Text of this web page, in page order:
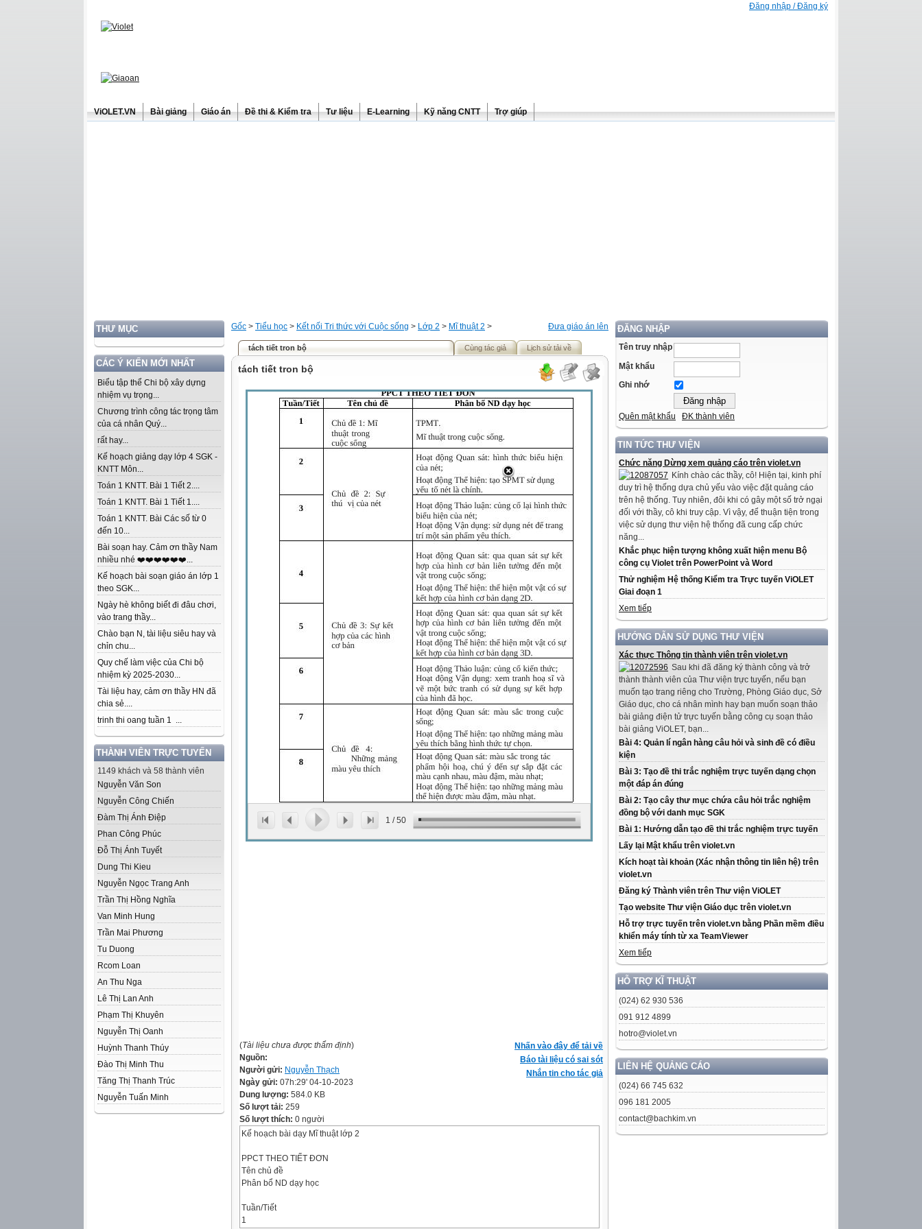
Đăng nhập / Đăng ký
ViOLET.VN Bài giảng Giáo án Đề thi & Kiểm tra Tư liệu E-Learning Kỹ năng CNTT Trợ giúp
THƯ MỤC
CÁC Ý KIẾN MỚI NHẤT
Biểu tập thể Chi bộ xây dựng
nhiệm vụ trọng...
Chương trình công tác trọng tâm
của cá nhân Quý...
rất hay...
Kế hoạch giảng dạy lớp 4 SGK -
KNTT Môn...
Toán 1 KNTT. Bài 1 Tiết 2....
Toán 1 KNTT. Bài 1 Tiết 1....
Toán 1 KNTT. Bài Các số từ 0
đến 10...
Bài soạn hay. Cảm ơn thầy Nam
nhiều nhé ❤️❤️❤️❤️❤️❤️...
Kế hoạch bài soạn giáo án lớp 1
theo SGK...
Ngày hè không biết đi đâu chơi,
vào trang thầy...
Chào bạn N, tài liệu siêu hay và
chỉn chu...
Quy chế làm việc của Chi bộ
nhiệm kỳ 2025-2030...
Tài liệu hay, cảm ơn thầy HN đã
chia sẻ....
trinh thi oang tuần 1 ...
THÀNH VIÊN TRỰC TUYẾN
1149 khách và 58 thành viên
Nguyễn Văn Son
Nguyễn Công Chiến
Đàm Thị Ánh Điệp
Phan Công Phúc
Đỗ Thị Ánh Tuyết
Dung Thi Kieu
Nguyễn Ngọc Trang Anh
Trần Thị Hồng Nghĩa
Van Minh Hung
Trần Mai Phương
Tu Duong
Rcom Loan
An Thu Nga
Lê Thị Lan Anh
Phạm Thị Khuyên
Nguyễn Thị Oanh
Huỳnh Thanh Thúy
Đào Thị Minh Thu
Tăng Thị Thanh Trúc
Nguyễn Tuấn Minh
ĐĂNG NHẬP
Tên truy nhập
Mật khẩu
Ghi nhớ
Quên mật khẩu ĐK thành viên
TIN TỨC THƯ VIỆN
Chức năng Dừng xem quảng cáo trên violet.vn
Kính chào các thầy, cô! Hiện tại, kinh phí
duy trì hệ thống dựa chủ yếu vào việc đặt quảng cáo
trên hệ thống. Tuy nhiên, đôi khi có gây một số trở ngại
đối với thầy, cô khi truy cập. Vì vậy, để thuận tiện trong
việc sử dụng thư viện hệ thống đã cung cấp chức
năng...
Khắc phục hiện tượng không xuất hiện menu Bộ
công cụ Violet trên PowerPoint và Word
Thử nghiệm Hệ thống Kiểm tra Trực tuyến ViOLET
Giai đoạn 1
Xem tiếp
HƯỚNG DẪN SỬ DỤNG THƯ VIỆN
Xác thực Thông tin thành viên trên violet.vn
Sau khi đã đăng ký thành công và trở
thành thành viên của Thư viện trực tuyến, nếu bạn
muốn tạo trang riêng cho Trường, Phòng Giáo dục, Sở
Giáo dục, cho cá nhân mình hay bạn muốn soạn thảo
bài giảng điện tử trực tuyến bằng công cụ soạn thảo
bài giảng ViOLET, bạn...
Bài 4: Quản lí ngân hàng câu hỏi và sinh đề có điều
kiện
Bài 3: Tạo đề thi trắc nghiệm trực tuyến dạng chọn
một đáp án đúng
Bài 2: Tạo cây thư mục chứa câu hỏi trắc nghiệm
đồng bộ với danh mục SGK
Bài 1: Hướng dẫn tạo đề thi trắc nghiệm trực tuyến
Lấy lại Mật khẩu trên violet.vn
Kích hoạt tài khoản (Xác nhận thông tin liên hệ) trên
violet.vn
Đăng ký Thành viên trên Thư viện ViOLET
Tạo website Thư viện Giáo dục trên violet.vn
Hỗ trợ trực tuyến trên violet.vn bằng Phần mềm điều
khiển máy tính từ xa TeamViewer
Xem tiếp
HỖ TRỢ KĨ THUẬT
(024) 62 930 536
091 912 4899
hotro@violet.vn
LIÊN HỆ QUẢNG CÁO
(024) 66 745 632
096 181 2005
contact@bachkim.vn
Đưa giáo án lên
Gốc > Tiểu học > Kết nối Tri thức với Cuộc sống > Lớp 2 > Mĩ thuật 2 >
tách tiết tron bộ Cùng tác giả Lịch sử tải về
tách tiết tron bộ
1 /50
Nhấn vào đây để tải về
Báo tài liệu có sai sót
Nhắn tin cho tác giả
(Tài liệu chưa được thẩm định)
Nguồn:
Người gửi: Nguyễn Thạch
Ngày gửi: 07h:29' 04-10-2023
Dung lượng: 584.0 KB
Số lượt tải: 259
Số lượt thích: 0 người
Kế hoạch bài dạy Mĩ thuật lớp 2
PPCT THEO TIẾT ĐƠN
Tên chủ đề
Phân bổ ND dạy học
Tuần/Tiết
1